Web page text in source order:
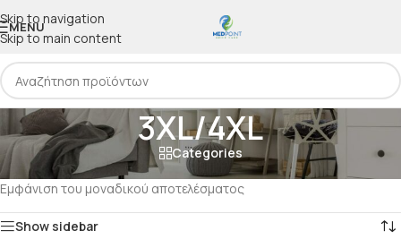
Skip to navigation
Skip to main content
MENU
3XL/4XL
Categories
Αρχική
Προϊόν Μέγεθος/3XL/4XL
Εμφάνιση του μοναδικού αποτελέσματος
Show sidebar